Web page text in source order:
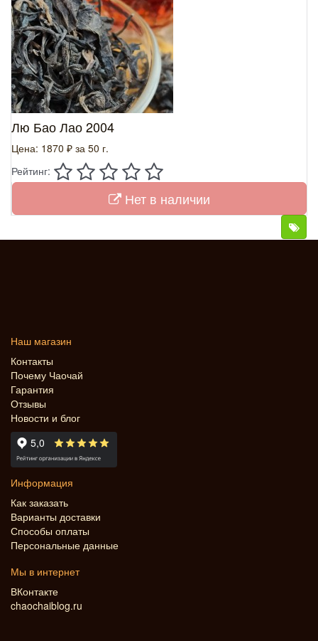
Лю Бао Лао 2004
Цена: 1870 ₽ за 50 г.
Рейтинг:
Нет в наличии
Наш магазин
Контакты
Почему Чаочай
Гарантия
Отзывы
Новости и блог
Информация
Как заказать
Варианты доставки
Способы оплаты
Персональные данные
Мы в интернет
ВКонтакте
chaochaiblog.ru